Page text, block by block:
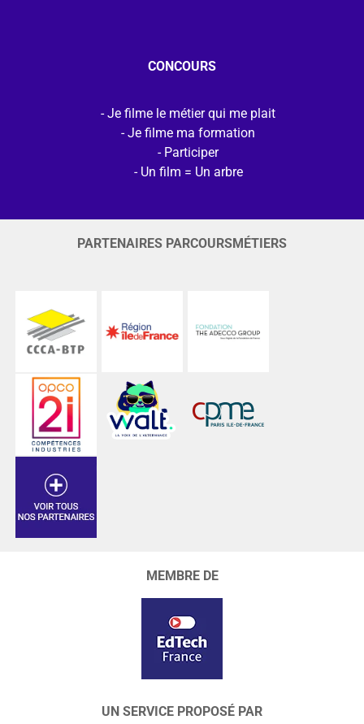
CONCOURS
Je filme le métier qui me plait
Je filme ma formation
Participer
Un film = Un arbre
PARTENAIRES PARCOURSMÉTIERS
MEMBRE DE
UN SERVICE PROPOSÉ PAR